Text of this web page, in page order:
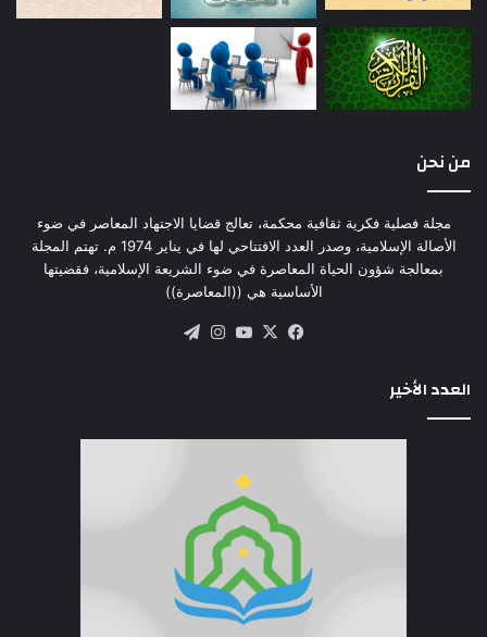
من نحن
مجلة فصلية فكرية ثقافية محكمة، تعالج قضايا الاجتهاد المعاصر في ضوء
الأصالة الإسلامية، وصدر العدد الافتتاحي لها في يناير 1974 م. تهتم المجلة
بمعالجة شؤون الحياة المعاصرة في ضوء الشريعة الإسلامية، فقضيتها
الأساسية هي ((المعاصرة))
فيسبوك
‫X
‫YouTube
انستقرام
العدد الأخير